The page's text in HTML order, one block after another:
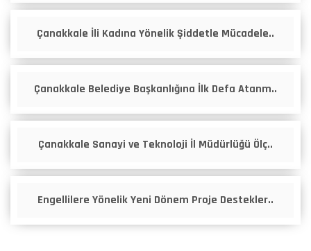
Çanakkale İli Kadına Yönelik Şiddetle Mücadele..
Çanakkale Belediye Başkanlığına İlk Defa Atanm..
Çanakkale Sanayi ve Teknoloji İl Müdürlüğü Ölç..
Engellilere Yönelik Yeni Dönem Proje Destekler..